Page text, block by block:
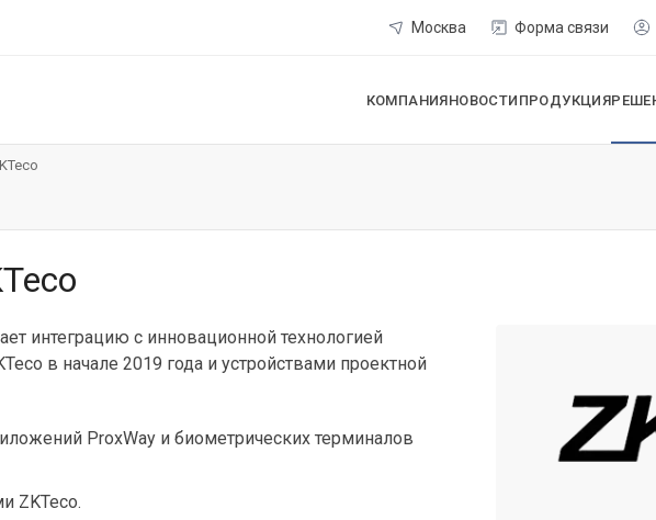
Москва Форма связи
КОМПАНИЯНОВОСТИ ПРОДУКЦИЯ
интеграцию с инновационной технологией
в начале 2019 года и устройствами проектной
ProxWay и биометрических терминалов
ZKTeco.